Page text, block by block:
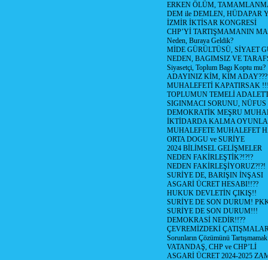
ERKEN ÖLÜM,
DEM ile DEMLEN, HÜDAPAR
İZMİR İKTİSAR KONGRESİ
CHP’Yİ TARTIŞMAMANIN
Neden, Buraya Geldik?
MİDE GÜRÜLTÜSÜ, SİYAET
NEDEN, BAGIMSIZ VE
Siyasetçi, Toplum Bagı Koptu mu?
ADAYINIZ KİM, KİM ADAY???
MUHALEFETİ KAPATIRSAK
TOPLUMUN TEMELİ
SIGINMACI SORUNU,
DEMOKRATİK MEŞRU
İKTİDARDA KALMA
MUHALEFETE MUHALEFET
ORTA DOGU ve SURİYE
2024 BİLİMSEL GELİŞMELER
NEDEN FAKİRLEŞTİK?!?!?
NEDEN FAKİRLEŞİYORUZ?!?!
SURİYE DE, BARIŞIN İNŞASI
ASGARİ ÜCRET HESABI!!??
HUKUK DEVLETİN ÇIKIŞ!!
SURİYE DE SON DURUM!
SURİYE DE SON DURUM!!!
DEMOKRASİ NEDİR!!??
ÇEVREMİZDEKİ
Sorunların Çözümünü
VATANDAŞ, CHP ve CHP’Lİ
ASGARİ ÜCRET 2024-2025